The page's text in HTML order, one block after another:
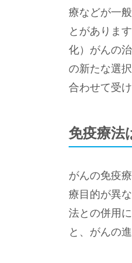
療などが一
とがありま
化）がんの
の新たな選
合わせて受
免疫療法
がんの免疫
療目的が異
法との併用
と、がんの